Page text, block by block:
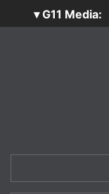
▾ G11 Media:
SecurityOpenLab